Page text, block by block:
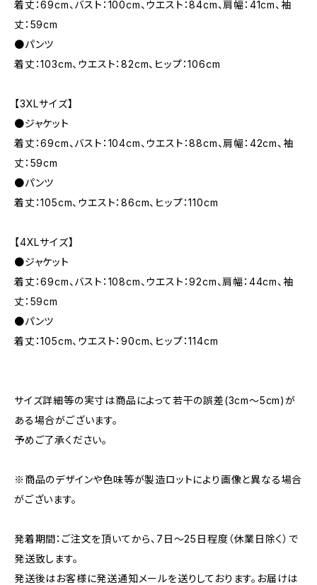
着丈：69cm、バスト：100cm、ウエスト：84cm、肩幅：41cm、袖
丈：59cm
●パンツ
着丈：103cm、ウエスト：82cm、ヒップ：106cm
【3XLサイズ】
●ジャケット
着丈：69cm、バスト：104cm、ウエスト：88cm、肩幅：42cm、袖
丈：59cm
●パンツ
着丈：105cm、ウエスト：86cm、ヒップ：110cm
【4XLサイズ】
●ジャケット
着丈：69cm、バスト：108cm、ウエスト：92cm、肩幅：44cm、袖
丈：59cm
●パンツ
着丈：105cm、ウエスト：90cm、ヒップ：114cm
サイズ詳細等の実寸は商品によって若干の誤差(3cm～5cm)が
ある場合がございます。
予めご了承ください。
※商品のデザインや色味等が製造ロットにより画像と異なる場合
がございます。
発着期間：ご注文を頂いてから、7日～25日程度（休業日除く）で
発送致します。
発送後はお客様に発送通知メールを送りしております。お届けは